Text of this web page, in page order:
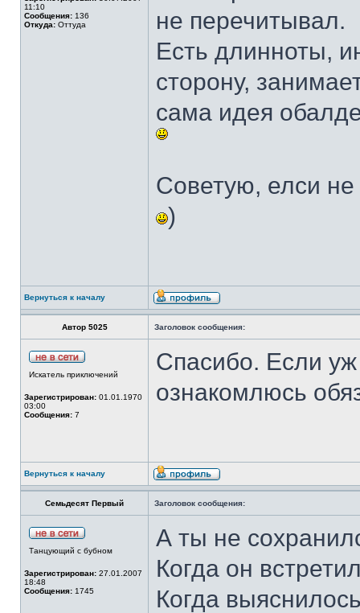
11:10
Сообщения: 136
Откуда: Оттуда
не перечитывал.
Есть длинноты,
сторону,
сама идея
Советую, елси не
)
Вернуться к началу
Автор 5025 Заголовок сообщения:
Искатель приключений
Зарегистрирован: 01.01.1970
03:00
Сообщения: 7
Спасибо. Если
ознакомлюсь
Вернуться к началу
Семьдесят Первый Заголовок сообщения:
Танцующий с бубном
Зарегистрирован: 27.01.2007
18:48
Сообщения: 1745
А ты не
Когда он
Когда